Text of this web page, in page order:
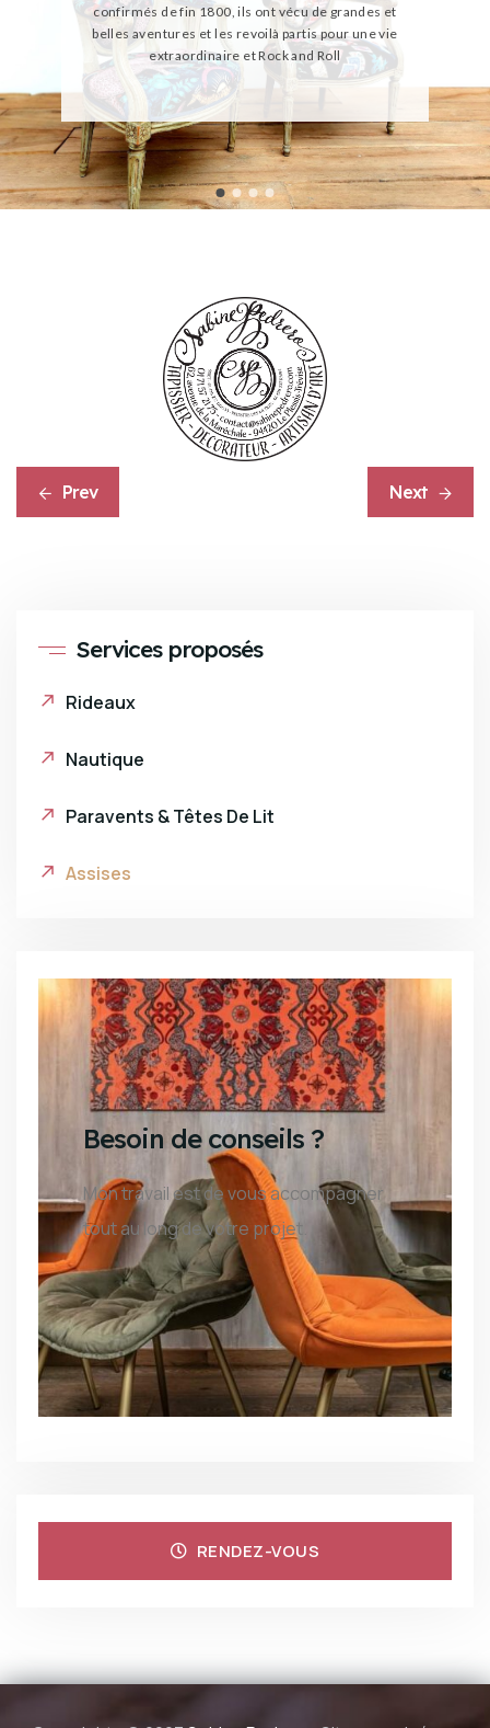
confirmés de fin 1800, ils ont vécu de grandes et
belles aventures et les revoilà partis pour une vie
extraordinaire et Rock and Roll
Prev Next
Services proposés
Rideaux
Nautique
Paravents & Têtes De Lit
Assises
Besoin de conseils ?
Mon travail est de vous accompagner
tout au long de votre projet.
RENDEZ-VOUS